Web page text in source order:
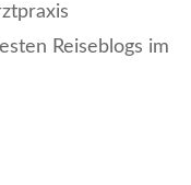
Reiseblogs im